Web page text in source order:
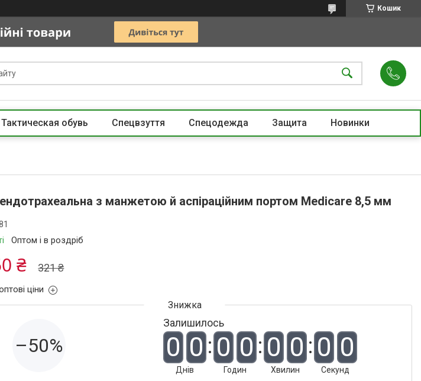
Кошик
Тактическая обувь Спецвзуття Спецодежда Защита Новинки
з манжетою й аспіраційним портом Medicare 8,5 мм
Оптом і в роздріб
321 ₴
₴
ціни
–50%
Залишилось
0 0
Днів
0 0
Годин
0 0
Хвилин
0 0
Секунд